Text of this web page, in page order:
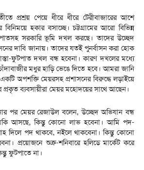
প্রশ্রয় পেয়ে ধীরে ধীরে টেরীবাজারের আশে
হকার বসাচ্ছে। চট্টগ্রামের আরো বিভিন্ন
সরকারি ভূমি দখল করছে। তাদের উচ্ছেদ
দাবি জানায়। তাদের যতই পুনর্বাসন করা হোক
ফুটপাত দখল বন্ধ হবেনা। কারণ দখলের মধ্যে
মধুর হাড়ি ভেঙে দিতে হবে। আমরা জানি
অপশক্তি মেয়রসহ প্রশাসনের বিরুদ্ধে লড়াইয়ে
প্রকৃত ব্যবসায়ীরা মেয়র মহোদয়ের সাথে আছেন।
পর মেয়র রেজাউল বলেন, উচ্ছেদ অভিযান বন্ধ
আসছে, কিন্তু কোনো লাভ হবেনা। আমি পদ-
দিলে পদ থাকবে, নইলে থাকবেনা। কিন্তু কোনো
প্রয়োজনে শুক্র-শনিবারে হলিডে মার্কেট করে
ফুটপাতে না।